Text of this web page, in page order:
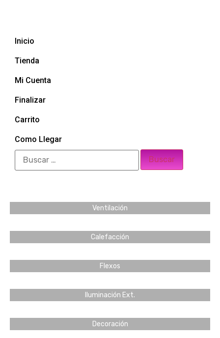
Inicio
Tienda
Mi Cuenta
Finalizar
Carrito
Como Llegar
Ventilación
Calefacción
Flexos
Iluminación Ext.
Decoración